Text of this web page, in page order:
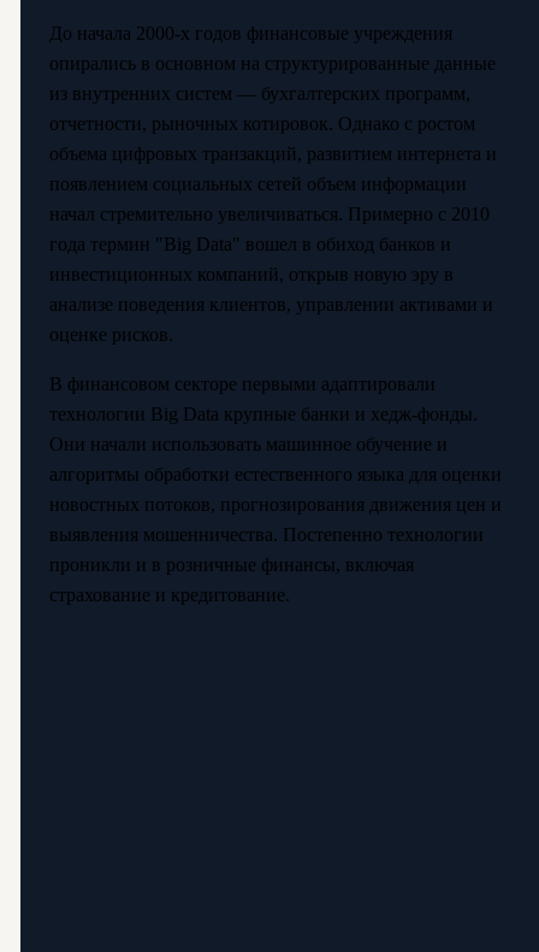
До начала 2000-х годов финансовые учреждения
опирались в основном на структурированные данные
из внутренних систем — бухгалтерских программ,
отчетности, рыночных котировок. Однако с ростом
объема цифровых транзакций, развитием интернета и
появлением социальных сетей объем информации
начал стремительно увеличиваться. Примерно с 2010
года термин "Big Data" вошел в обиход банков и
инвестиционных компаний, открыв новую эру в
анализе поведения клиентов, управлении активами и
оценке рисков.
В финансовом секторе первыми адаптировали
технологии Big Data крупные банки и хедж-фонды.
Они начали использовать машинное обучение и
алгоритмы обработки естественного языка для оценки
новостных потоков, прогнозирования движения цен и
выявления мошенничества. Постепенно технологии
проникли и в розничные финансы, включая
страхование и кредитование.